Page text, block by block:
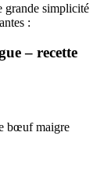
grande simplicité
:
– recette
bœuf maigre